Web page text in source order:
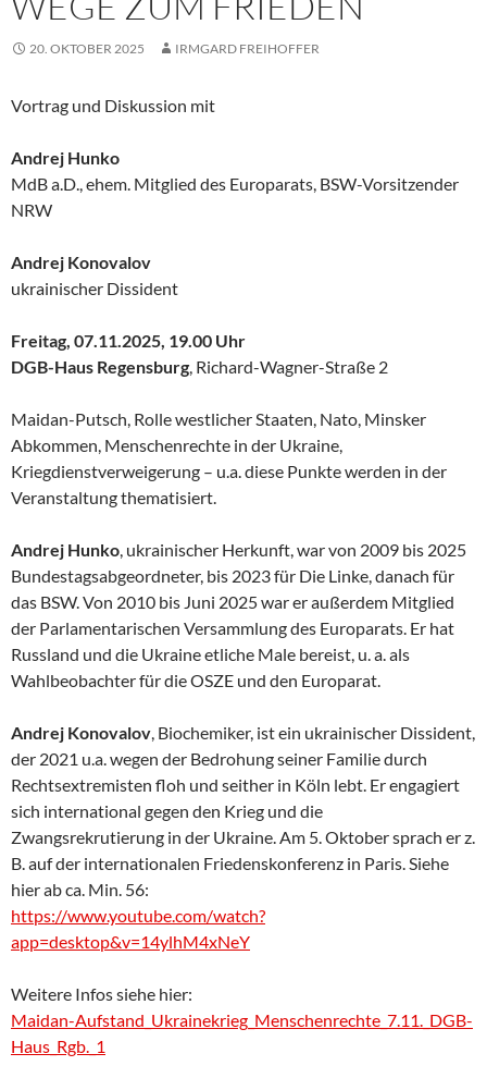
20. OKTOBER 2025 IRMGARD FREIHOFFER
Vortrag und Diskussion mit
Andrej Hunko
MdB a.D., ehem. Mitglied des Europarats, BSW-Vorsitzender
NRW
Andrej Konovalov
ukrainischer Dissident
Freitag, 07.11.2025, 19.00 Uhr
DGB-Haus Regensburg , Richard-Wagner-Straße 2
Maidan-Putsch, Rolle westlicher Staaten, Nato, Minsker
Abkommen, Menschenrechte in der Ukraine,
Kriegdienstverweigerung – u.a. diese Punkte werden in der
Veranstaltung thematisiert.
Andrej Hunko , ukrainischer Herkunft, war von 2009 bis 2025
Bundestagsabgeordneter, bis 2023 für Die Linke, danach für
das BSW. Von 2010 bis Juni 2025 war er außerdem Mitglied
der Parlamentarischen Versammlung des Europarats. Er hat
Russland und die Ukraine etliche Male bereist, u. a. als
Wahlbeobachter für die OSZE und den Europarat.
Andrej Konovalov , Biochemiker, ist ein ukrainischer Dissident,
der 2021 u.a. wegen der Bedrohung seiner Familie durch
Rechtsextremisten floh und seither in Köln lebt. Er engagiert
sich international gegen den Krieg und die
Zwangsrekrutierung in der Ukraine. Am 5. Oktober sprach er z.
B. auf der internationalen Friedenskonferenz in Paris. Siehe
hier ab ca. Min. 56:
https://www.youtube.com/watch?
app=desktop&v=14ylhM4xNeY
Weitere Infos siehe hier:
Maidan-Aufstand_Ukrainekrieg_Menschenrechte_7.11._DGB-
Haus_Rgb._1